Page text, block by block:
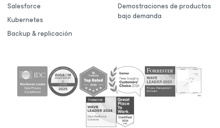
Salesforce
Kubernetes
Backup & replicación
Demostraciones de productos
bajo demanda